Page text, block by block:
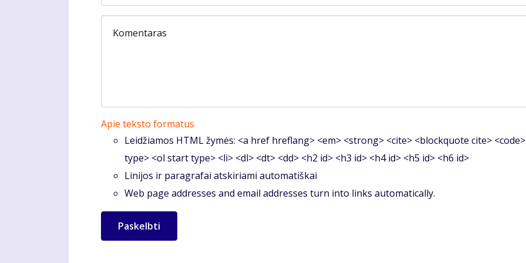
Komentaras
Apie teksto formatus
Leidžiamos HTML žymės: <a href hreflang> <em> <strong> <cite> <blockquote cite>
type> <ol start type> <li> <dl> <dt> <dd> <h2 id> <h3 id> <h4 id> <h5 id> <h6 id>
Linijos ir paragrafai atskiriami automatiškai
Web page addresses and email addresses turn into links automatically.